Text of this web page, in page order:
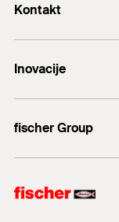
Kontakt
E-Mail
Inovacije
Sidreni vijak FAZ II
fischer Group
fischertechnik